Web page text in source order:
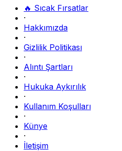
🔥 Sıcak Fırsatlar
·
Hakkımızda
·
Gizlilik Politikası
·
Alıntı Şartları
·
Hukuka Aykırılık
·
Kullanım Koşulları
·
Künye
·
İletişim